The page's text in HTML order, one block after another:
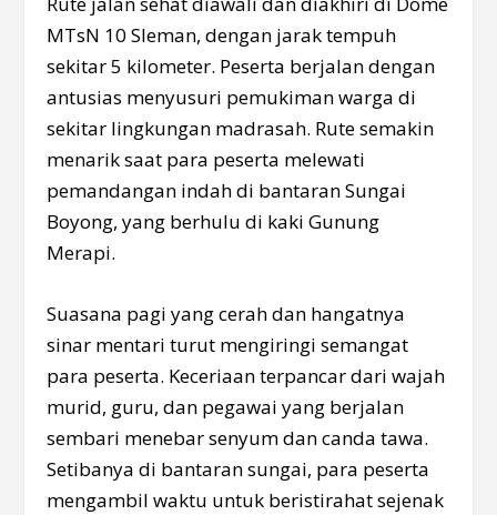
MTsN 10 Sleman, dengan jarak tempuh
sekitar 5 kilometer. Peserta berjalan dengan
antusias menyusuri pemukiman warga di
sekitar lingkungan madrasah. Rute semakin
menarik saat para peserta melewati
pemandangan indah di bantaran Sungai
Boyong, yang berhulu di kaki Gunung
Merapi.
Suasana pagi yang cerah dan hangatnya
sinar mentari turut mengiringi semangat
para peserta. Keceriaan terpancar dari wajah
murid, guru, dan pegawai yang berjalan
sembari menebar senyum dan canda tawa.
Setibanya di bantaran sungai, para peserta
mengambil waktu untuk beristirahat sejenak